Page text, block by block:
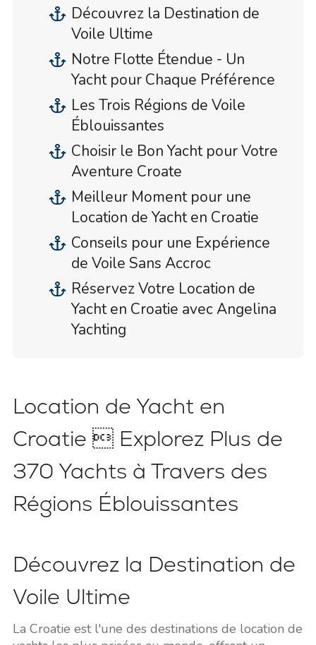
Découvrez la Destination de
Voile Ultime
Notre Flotte Étendue - Un
Yacht pour Chaque Préférence
Les Trois Régions de Voile
Éblouissantes
Choisir le Bon Yacht pour Votre
Aventure Croate
Meilleur Moment pour une
Location de Yacht en Croatie
Conseils pour une Expérience
de Voile Sans Accroc
Réservez Votre Location de
Yacht en Croatie avec Angelina
Yachting
Location de Yacht en
Croatie  Explorez Plus de
370 Yachts à Travers des
Régions Éblouissantes
Découvrez la Destination de
Voile Ultime
La Croatie est l'une des destinations de location de